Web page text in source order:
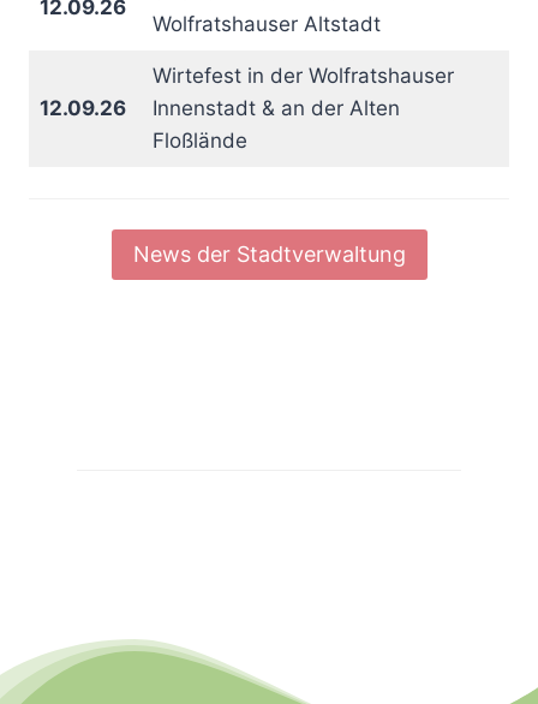
12.09.26
Wolfratshauser Altstadt
12.09.26
Wirtefest in der Wolfratshauser
Innenstadt & an der Alten
Floßlände
News der Stadtverwaltung